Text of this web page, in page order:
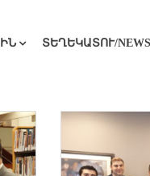
ՏԵՂԵԿԱՏՈՒ/